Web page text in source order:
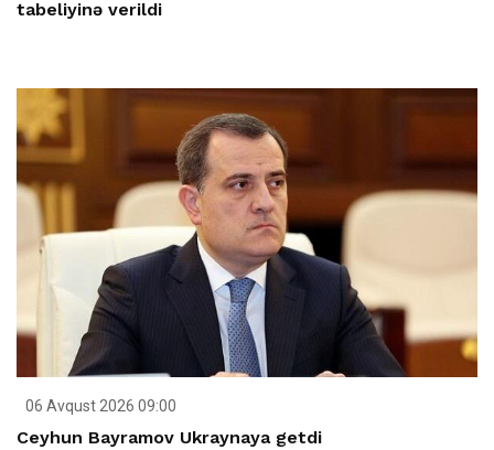
tabeliyinə verildi
06 Avqust 2026 09:00
Ceyhun Bayramov Ukraynaya getdi